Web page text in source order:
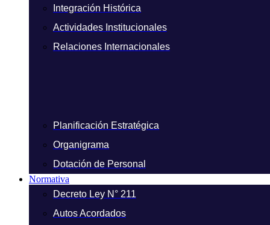
Integración Histórica
Actividades Institucionales
Relaciones Internacionales
Planificación Estratégica
Organigrama
Dotación de Personal
Normativa
Decreto Ley N° 211
Autos Acordados